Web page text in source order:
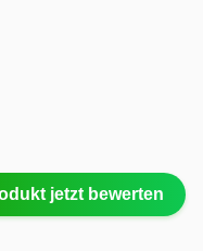
jetzt bewerten